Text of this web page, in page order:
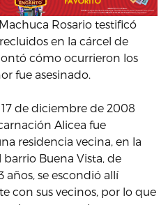
Rosario testificó
en la cárcel de
cómo ocurrieron los
fue asesinado.
de diciembre de 2008
Alicea fue
residencia vecina, en la
Buena Vista, de
años, se escondió allí
con sus vecinos, por lo que